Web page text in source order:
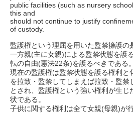
public facilities (such as nursery
this and
should not continue to justify
of custody.
監護権という理屈を用いた監禁擁護の
一方親(主に女親)による監禁状態を護
転の自由(憲法22条)を護るべきである。
現在の監護権は監禁状態を護る権利と
を拉致・監禁してしまえば拉致・監禁
とされ、監護権という強い権利が生じ
状である。
子供に関する権利は全て女親(母親)が